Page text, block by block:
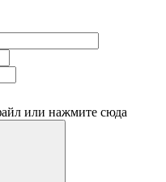
или нажмите сюда